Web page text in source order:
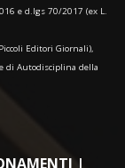
e d.lgs 70/2017 (ex L.
Editori Giornali),
di Autodisciplina della
|